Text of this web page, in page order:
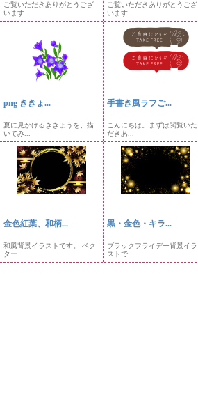
ご覧いただきありがとうござ
います...
ご覧いただきありがとうござ
います...
png ききょ...
夏に見かけるききょうを、描
いてみ...
手書き風ラフご...
こんにちは。まずは閲覧いた
だきあ...
金色紅葉、和柄...
和風背景イラストです。 ベク
ター...
黒・金色・キラ...
ブラックフライデー背景イラ
ストで...